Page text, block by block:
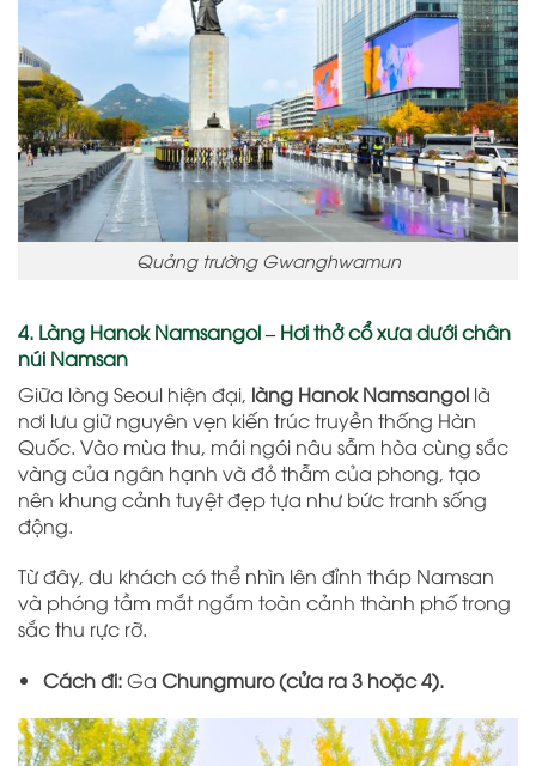
Quảng trường Gwanghwamun
4. Làng Hanok Namsangol – Hơi thở cổ xưa dưới chân
núi Namsan
Giữa lòng Seoul hiện đại, làng Hanok Namsangol là
nơi lưu giữ nguyên vẹn kiến trúc truyền thống Hàn
Quốc. Vào mùa thu, mái ngói nâu sẫm hòa cùng sắc
vàng của ngân hạnh và đỏ thẫm của phong, tạo
nên khung cảnh tuyệt đẹp tựa như bức tranh sống
động.
Từ đây, du khách có thể nhìn lên đỉnh tháp Namsan
và phóng tầm mắt ngắm toàn cảnh thành phố trong
sắc thu rực rỡ.
Cách đi:Ga Chungmuro (cửa ra 3 hoặc 4).